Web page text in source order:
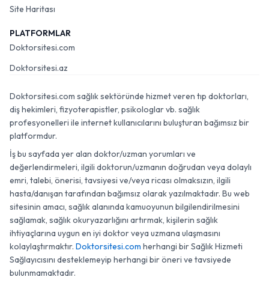
Site Haritası
PLATFORMLAR
Doktorsitesi.com
Doktorsitesi.az
Doktorsitesi.com sağlık sektöründe hizmet veren tıp doktorları,
diş hekimleri, fizyoterapistler, psikologlar vb. sağlık
profesyonelleri ile internet kullanıcılarını buluşturan bağımsız bir
platformdur.
İş bu sayfada yer alan doktor/uzman yorumları ve
değerlendirmeleri, ilgili doktorun/uzmanın doğrudan veya dolaylı
emri, talebi, önerisi, tavsiyesi ve/veya ricası olmaksızın, ilgili
hasta/danışan tarafından bağımsız olarak yazılmaktadır. Bu web
sitesinin amacı, sağlık alanında kamuoyunun bilgilendirilmesini
sağlamak, sağlık okuryazarlığını artırmak, kişilerin sağlık
ihtiyaçlarına uygun en iyi doktor veya uzmana ulaşmasını
kolaylaştırmaktır. Doktorsitesi.com herhangi bir Sağlık Hizmeti
Sağlayıcısını desteklemeyip herhangi bir öneri ve tavsiyede
bulunmamaktadır.